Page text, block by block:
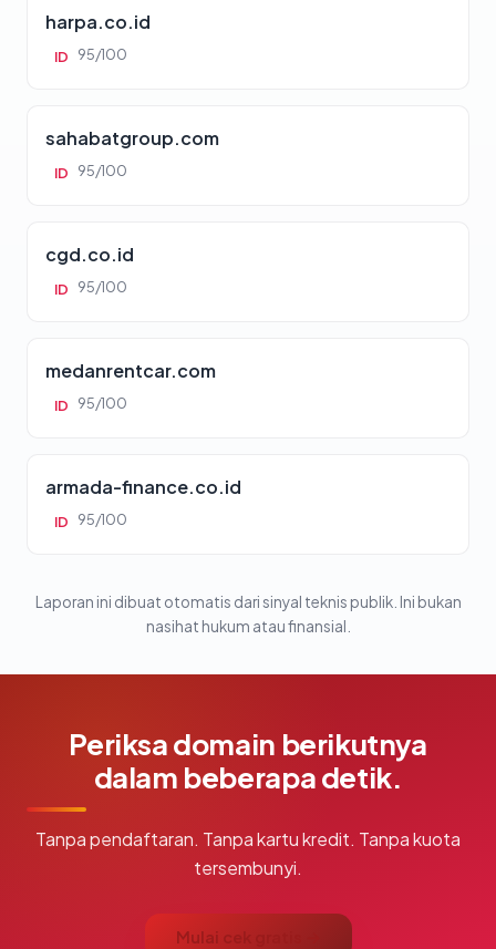
harpa.co.id
ID 95/100
sahabatgroup.com
ID 95/100
cgd.co.id
ID 95/100
medanrentcar.com
ID 95/100
armada-finance.co.id
ID 95/100
Laporan ini dibuat otomatis dari sinyal teknis publik. Ini bukan
nasihat hukum atau finansial.
Periksa domain berikutnya
dalam beberapa detik.
Tanpa pendaftaran. Tanpa kartu kredit. Tanpa kuota
tersembunyi.
Mulai cek gratis →